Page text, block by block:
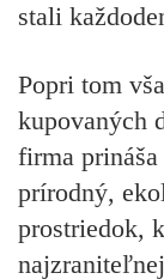
stali
Popri tom
kupovaných
firma prináša
prírodný,
prostriedok,